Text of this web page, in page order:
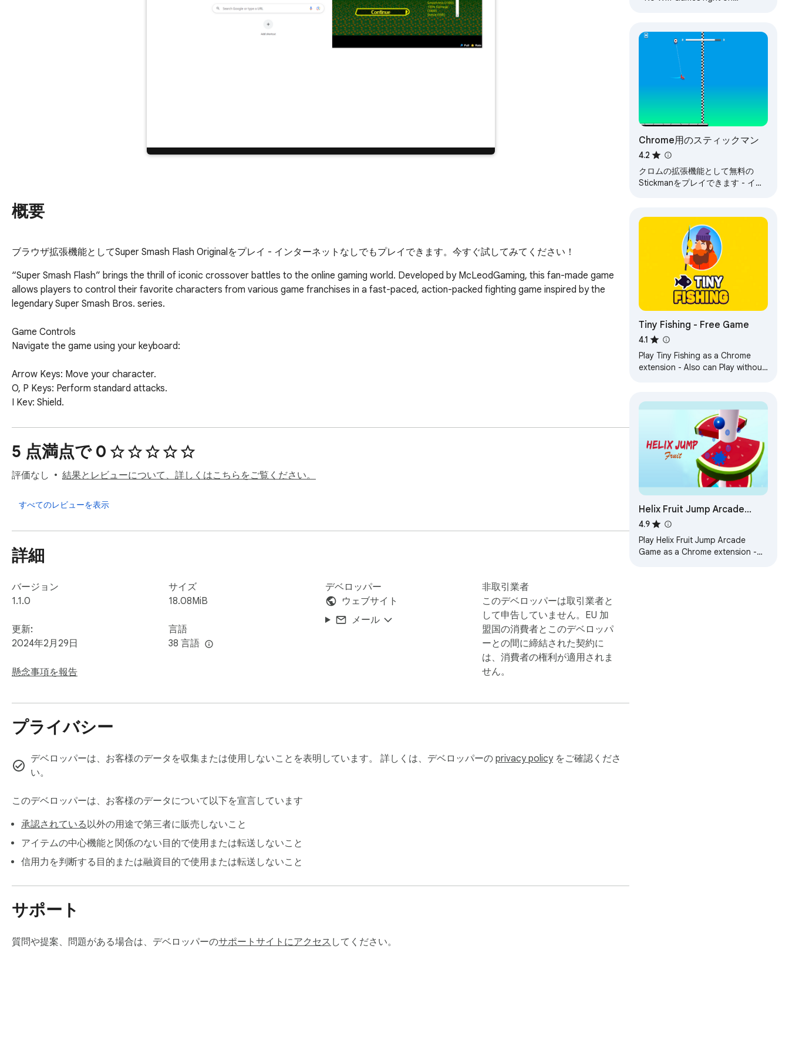
概要
ブラウザ拡張機能としてSuper Smash Flash Originalをプレイ - インターネットなしでもプレイできます。今すぐ試してみてください！
“Super Smash Flash” brings the thrill of iconic crossover battles to the online gaming world. Developed by McLeodGaming, this fan-made game
allows players to control their favorite characters from various game franchises in a fast-paced, action-packed fighting game inspired by the
legendary Super Smash Bros. series.
Game Controls
Navigate the game using your keyboard:
Arrow Keys: Move your character.
O, P Keys: Perform standard attacks.
I Key: Shield.
Spacebar: Jump.
Enter Key: Pause.
How to Play
Select Your Character: Choose from a roster of popular characters, each with unique abilities.
Use Special Moves: Unleash powerful special moves and combos to knock opponents off the stage.
# Play more games on the top-left menu.
5 点満点で 0
評価なし 結果とレビューについて、詳しくはこちらをご覧ください。
すべてのレビューを表示
詳細
バージョン
1.1.0
更新:
2024年2月29日
懸念事項を報告
サイズ
18.08MiB
言語
38 言語
デベロッパー
ウェブサイト
メール
非取引業者
このデベロッパーは取引業者と
して申告していません。EU 加
盟国の消費者とこのデベロッパ
ーとの間に締結された契約に
は、消費者の権利が適用されま
せん。
プライバシー
デベロッパーは、お客様のデータを収集または使用しないことを表明しています。 詳しくは、デベロッパーの privacy policyをご確認くださ
い。
このデベロッパーは、お客様のデータについて以下を宣言しています
承認されている以外の用途で第三者に販売しないこと
アイテムの中心機能と関係のない目的で使用または転送しないこと
信用力を判断する目的または融資目的で使用または転送しないこと
サポート
質問や提案、問題がある場合は、デベロッパーのサポートサイトにアクセス してください。
Chrome用のスティックマン
4.2
クロムの拡張機能として無料の
Stickmanをプレイできます - イン
Tiny Fishing - Free Game
4.1
Play Tiny Fishing as a Chrome
extension - Also can Play without
Helix Fruit Jump Arcade
Game
4.9
Play Helix Fruit Jump Arcade
Game as a Chrome extension -